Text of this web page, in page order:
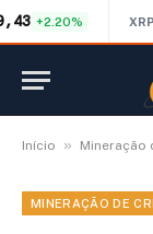
+2.20% XRP
Início » Mineração
MINERAÇÃO DE